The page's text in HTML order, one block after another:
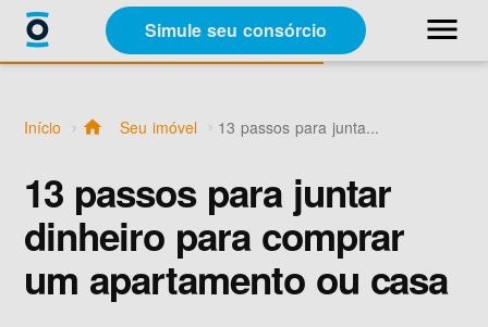
Simule seu consórcio menu
close
Categorias
Sobre a Racon
Início home Seu imóvel 13 passos para junta...
13 passos para juntar
dinheiro para comprar
um apartamento ou casa